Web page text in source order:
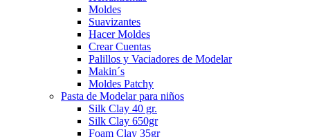
Moldes
Suavizantes
Hacer Moldes
Crear Cuentas
Palillos y Vaciadores de Modelar
Makin´s
Moldes Patchy
Pasta de Modelar para niños
Silk Clay 40 gr.
Silk Clay 650gr
Foam Clay 35gr